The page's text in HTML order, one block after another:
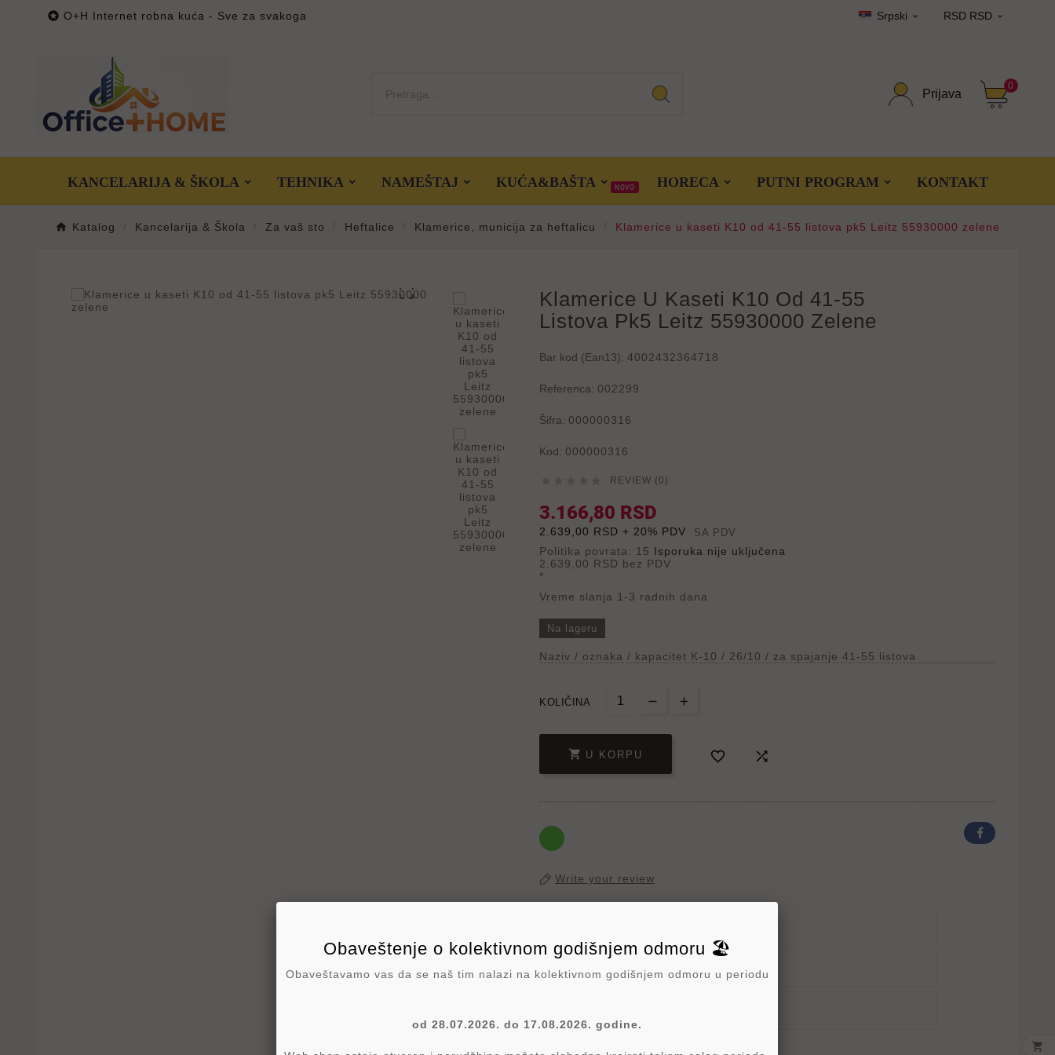
 O+H Internet robna kuća - Sve za svakoga Srpski  RSD RSD 
Prijava
0
KANCELARIJA & ŠKOLA TEHNIKA NAMEŠTAJ KUĆA&BAŠTA NOVO HORECA PUTNI PROGRAM KONTAKT
Katalog Kancelarija & Škola Za vaš sto Heftalice Klamerice, municija za heftalicu Klamerice u kaseti K10 od 41-55 listova pk5 Leitz 55930000 zelene

Klamerice U Kaseti K10 Od 41-55
Listova Pk5 Leitz 55930000 Zelene
Bar kod (Ean13): 4002432364718
Referenca: 002299
Šifra: 000000316
Kod: 000000316
REVIEW (0)
3.166,80 RSD
2.639,00 RSD + 20% PDV SA PDV
Politika povrata: 15 Isporuka nije uključena
2.639,00 RSD bez PDV
*
Vreme slanja 1-3 radnih dana
Na lageru
Naziv / oznaka / kapacitet K-10 / 26/10 / za spajanje 41-55 listova
KOLIČINA
 U KORPU  
Write your review
Politika Isporuke

Obaveštenje o kolektivnom godišnjem odmoru 🏖️
Obaveštavamo vas da se naš tim nalazi na kolektivnom godišnjem odmoru u periodu
od 28.07.2026. do 17.08.2026. godine.